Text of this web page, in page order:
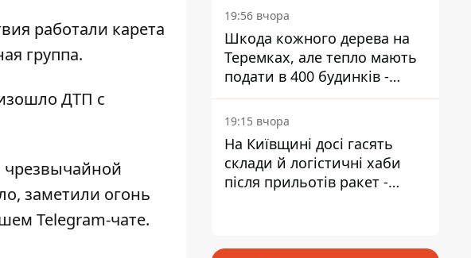
работали карета
группа.
ДТП с
чрезвычайной
заметили огонь
Telegram-чате.
19:56 вчора
Шкода кожного дерева на
Теремках, але тепло мають
подати в 400 будинків -
депутатка Київради
19:15 вчора
На Київщині досі гасять
склади й логістичні хаби
після прильотів ракет -